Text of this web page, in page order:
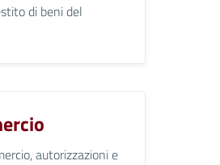
di beni del
autorizzazioni e